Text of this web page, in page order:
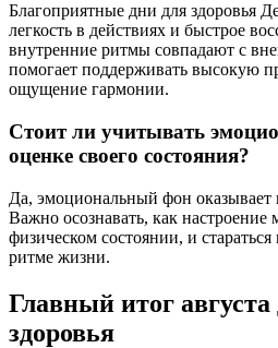
Благоприятные дни для здоровья
легкость в действиях и быстрое
внутренние ритмы совпадают с
помогает поддерживать высокую
ощущение гармонии.
Стоит ли учитывать
оценке своего состояния?
Да, эмоциональный фон оказывает
Важно осознавать, как настроение
физическом состоянии, и
ритме жизни.
Главный итог
здоровья